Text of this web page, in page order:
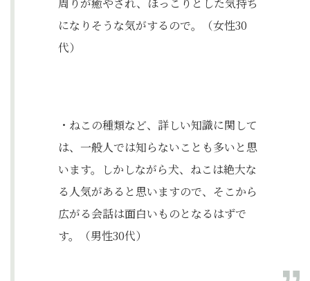
になりそうな気がするので。（女性30
代）
・ねこの種類など、詳しい知識に関して
は、一般人では知らないことも多いと思
います。しかしながら犬、ねこは絶大な
る人気があると思いますので、そこから
広がる会話は面白いものとなるはずで
す。（男性30代）